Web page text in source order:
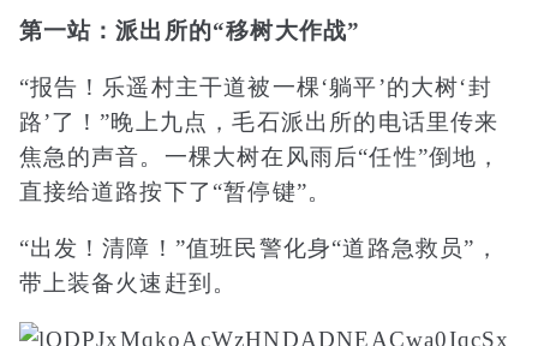
第一站：派出所的“移树大作战”
“报告！乐遥村主干道被一棵‘躺平’的大树‘封
路’了！”晚上九点，毛石派出所的电话里传来
焦急的声音。一棵大树在风雨后“任性”倒地，
直接给道路按下了“暂停键”。
“出发！清障！”值班民警化身“道路急救员”，
带上装备火速赶到。